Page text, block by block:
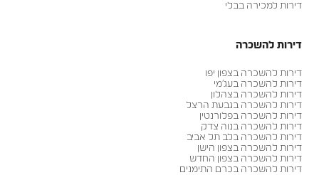
דירות למכירה בבלי
דירות להשכרה
דירות להשכרה בצפון יפו
דירות להשכרה בעג׳מי
דירות להשכרה בצהלון
דירות להשכרה בגבעת הרצל
דירות להשכרה בפלורנטין
דירות להשכרה בנוה צדק
דירות להשכרה בלב תל אביב
דירות להשכרה בצפון הישן
דירות להשכרה בצפון החדש
דירות להשכרה בכרם התימנים